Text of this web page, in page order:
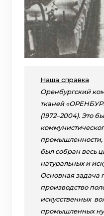
Наша справка
Оренбургский
тканей
(1972–2004). Это
промышленности,
был собран весь
натуральных и
Основная задача
производство
искусственных
промышленных